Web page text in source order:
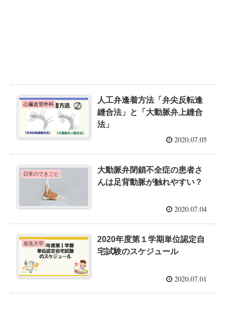
心臓血管外科
人工弁逢着方法「弁尖反転逢
縫合法」と「大動脈弁上縫合
法」
2020.07.05
日常のできごと
大動脈弁閉鎖不全症の患者さ
んは足背動脈が触れやすい？
2020.07.04
放送大学
2020年度第１学期単位認定自
宅試験のスケジュール
2020.07.01